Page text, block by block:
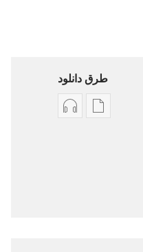
طرق دانلود
گزینۀ گزینۀ